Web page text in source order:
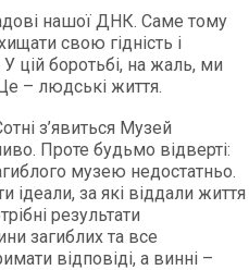
нашої ДНК. Саме тому
свою гідність і
цій боротьбі, на жаль, ми
– людські життя.
з’явиться Музей
Проте будьмо відверті:
музею недостатньо.
ідеали, за які віддали життя
результати
загиблих та все
відповіді, а винні –